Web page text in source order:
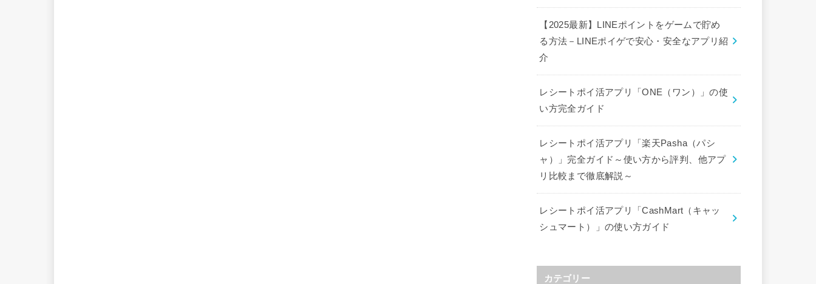
【2025最新】LINEポイントをゲームで貯め
る方法－LINEポイゲで安心・安全なアプリ紹
介
レシートポイ活アプリ「ONE（ワン）」の使
い方完全ガイド
レシートポイ活アプリ「楽天Pasha（パシ
ャ）」完全ガイド～使い方から評判、他アプ
リ比較まで徹底解説～
レシートポイ活アプリ「CashMart（キャッ
シュマート）」の使い方ガイド
カテゴリー